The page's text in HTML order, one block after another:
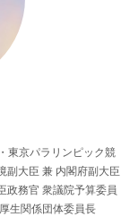
東京パラリンピック競
副大臣 兼 内閣府副大臣
政務官 衆議院予算委員
生関係団体委員長